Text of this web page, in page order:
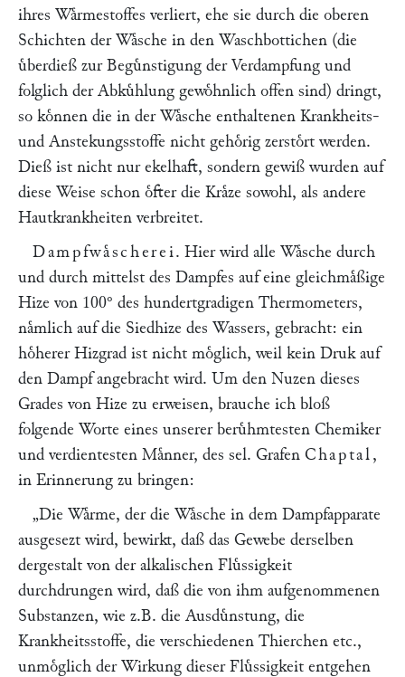
ihres Waͤrmestoffes verliert, ehe sie durch die oberen
Schichten der Waͤsche in den Waschbottichen (die
uͤberdieß zur Beguͤnstigung der Verdampfung und
folglich der Abkuͤhlung gewoͤhnlich offen sind) dringt,
so koͤnnen die in der Waͤsche enthaltenen Krankheits-
und Anstekungsstoffe nicht gehoͤrig zerstoͤrt werden.
Dieß ist nicht nur ekelhaft, sondern gewiß wurden auf
diese Weise schon oͤfter die Kraͤze sowohl, als andere
Hautkrankheiten verbreitet.
Dampfwaͤscherei. Hier wird alle Waͤsche durch
und durch mittelst des Dampfes auf eine gleichmaͤßige
Hize von 100° des hundertgradigen Thermometers,
naͤmlich auf die Siedhize des Wassers, gebracht: ein
hoͤherer Hizgrad ist nicht moͤglich, weil kein Druk auf
den Dampf angebracht wird. Um den Nuzen dieses
Grades von Hize zu erweisen, brauche ich bloß
folgende Worte eines unserer beruͤhmtesten Chemiker
und verdientesten Maͤnner, des sel. Grafen Chaptal ,
in Erinnerung zu bringen:
„Die Waͤrme, der die Waͤsche in dem Dampfapparate
ausgesezt wird, bewirkt, daß das Gewebe derselben
dergestalt von der alkalischen Fluͤssigkeit
durchdrungen wird, daß die von ihm aufgenommenen
Substanzen, wie z.B. die Ausduͤnstung, die
Krankheitsstoffe, die verschiedenen Thierchen etc.,
unmoͤglich der Wirkung dieser Fluͤssigkeit entgehen